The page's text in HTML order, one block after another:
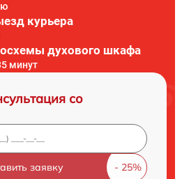
курьера
духового шкафа
минут
со
заявку